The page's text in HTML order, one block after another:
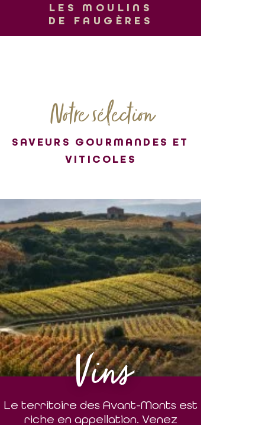
LES MOULINS
DE FAUGÈRES
Notre sélection
SAVEURS GOURMANDES ET
VITICOLES
Vins
Le territoire des Avant-Monts est
riche en appellation. Venez